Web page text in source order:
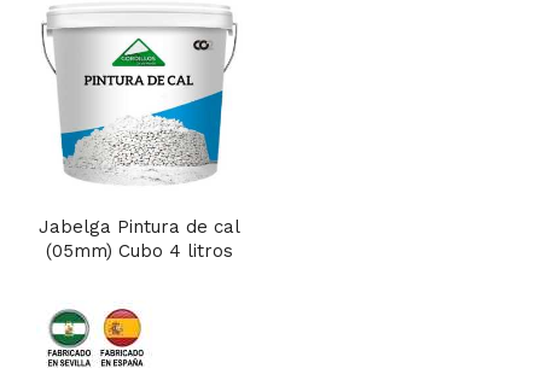
Jabelga Pintura de cal
(05mm) Cubo 4 litros